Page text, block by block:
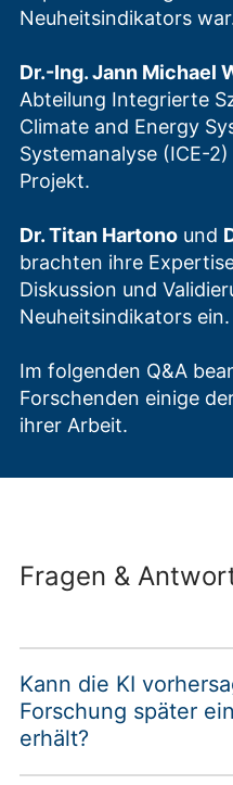
Neuheitsindikators
Dr.-Ing. Jann Michael
Abteilung Integrierte
Climate and Energy
Systemanalyse (ICE-
Projekt.
Dr. Titan Hartono und
brachten ihre
Diskussion und
Neuheitsindikators ein.
Im folgenden Q&A
Forschenden einige
ihrer Arbeit.
­Fragen &
Kann die KI
Forschung später
erhält?